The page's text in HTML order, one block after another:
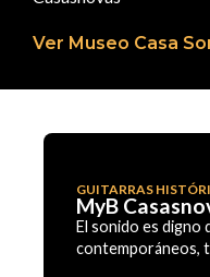
Ver Museo Casa
GUITARRAS
MyB
El sonido es digno
contemporáneos,